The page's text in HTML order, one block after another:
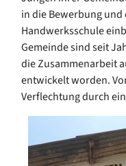
in die Bewerbung
Handwerksschule
Gemeinde sind seit
die Zusammenarbeit
entwickelt worden.
Verflechtung durch